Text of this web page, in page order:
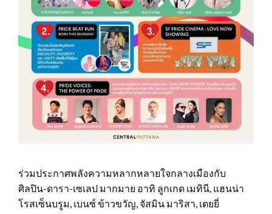
ร่วมประกาศพลังความหลากหลายใจกลางเมืองกับ
ศิลปิน-ดารา-เซเลป มากมาย อาทิ ลูกเกด เมทินี, แฮนน่า
โรสเซ็นบรูม, เบนซ์ ข้าวขวัญ, จัสมิน มาริสา, เตยยี่